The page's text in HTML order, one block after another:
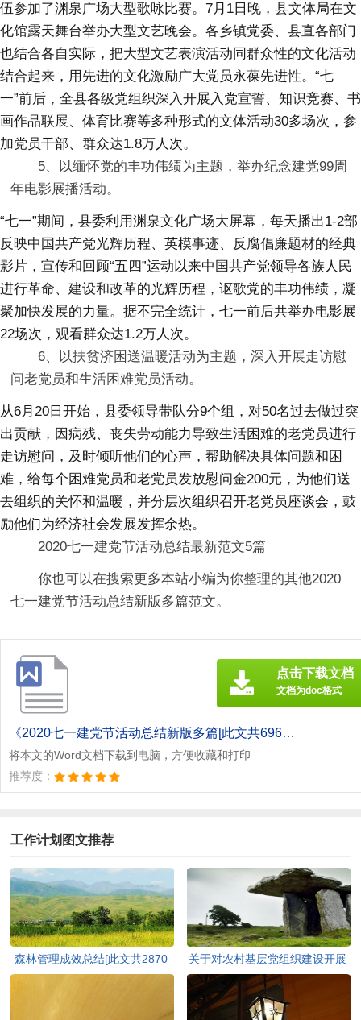
伍参加了渊泉广场大型歌咏比赛。7月1日晚，县文体局在文
化馆露天舞台举办大型文艺晚会。各乡镇党委、县直各部门
也结合各自实际，把大型文艺表演活动同群众性的文化活动
结合起来，用先进的文化激励广大党员永葆先进性。“七
一”前后，全县各级党组织深入开展入党宣誓、知识竞赛、书
画作品联展、体育比赛等多种形式的文体活动30多场次，参
加党员干部、群众达1.8万人次。
5、以缅怀党的丰功伟绩为主题，举办纪念建党99周
年电影展播活动。
“七一”期间，县委利用渊泉文化广场大屏幕，每天播出1-2部
反映中国共产党光辉历程、英模事迹、反腐倡廉题材的经典
影片，宣传和回顾“五四”运动以来中国共产党领导各族人民
进行革命、建设和改革的光辉历程，讴歌党的丰功伟绩，凝
聚加快发展的力量。据不完全统计，七一前后共举办电影展
22场次，观看群众达1.2万人次。
6、以扶贫济困送温暖活动为主题，深入开展走访慰
问老党员和生活困难党员活动。
从6月20日开始，县委领导带队分9个组，对50名过去做过突
出贡献，因病残、丧失劳动能力导致生活困难的老党员进行
走访慰问，及时倾听他们的心声，帮助解决具体问题和困
难，给每个困难党员和老党员发放慰问金200元，为他们送
去组织的关怀和温暖，并分层次组织召开老党员座谈会，鼓
励他们为经济社会发展发挥余热。
2020七一建党节活动总结最新范文5篇
你也可以在搜索更多本站小编为你整理的其他2020
七一建党节活动总结新版多篇范文。
《2020七一建党节活动总结新版多篇[此文共6962字].doc》
将本文的Word文档下载到电脑，方便收藏和打印
推荐度：
点击下载文档
文档为doc格式
工作计划图文推荐
森林管理成效总结[此文共2870
关于对农村基层党组织建设开展
调查研究的报告[此文共4063字]